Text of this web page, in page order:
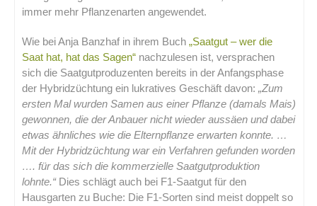
immer mehr Pflanzenarten angewendet.
Wie bei Anja Banzhaf in ihrem Buch „Saatgut – wer die
Saat hat, hat das Sagen“ nachzulesen ist, versprachen
sich die Saatgutproduzenten bereits in der Anfangsphase
der Hybridzüchtung ein lukratives Geschäft davon: „Zum
ersten Mal wurden Samen aus einer Pflanze (damals Mais)
gewonnen, die der Anbauer nicht wieder aussäen und dabei
etwas ähnliches wie die Elternpflanze erwarten konnte. …
Mit der Hybridzüchtung war ein Verfahren gefunden worden
…. für das sich die kommerzielle Saatgutproduktion
lohnte.“ Dies schlägt auch bei F1-Saatgut für den
Hausgarten zu Buche: Die F1-Sorten sind meist doppelt so